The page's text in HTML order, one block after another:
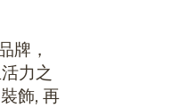
牌，
力之
飾, 再